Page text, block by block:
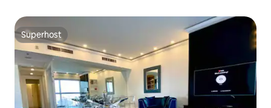
Superhost
Superhost